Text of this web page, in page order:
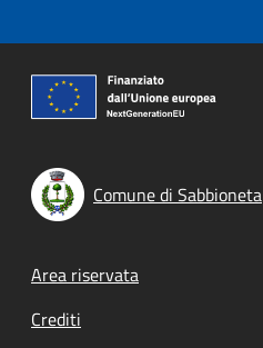
Comune di Sabbioneta
Footer menu
Area riservata
Crediti